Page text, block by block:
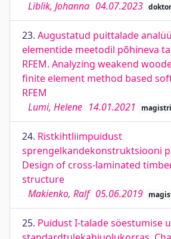
Liblik, Johanna 04.07.2023
23. Augustatud puittalade
elementide meetodil põhineva
RFEM. Analyzing weakend
finite element method based
RFEM
Lumi, Helene 14.01.2021
24. Ristkihtliimpuidust
sprengelkandekonstruktsiooni
Design of cross-laminated
structure
Makienko, Ralf 05.06.2019
25. Puidust I-talade söestumise